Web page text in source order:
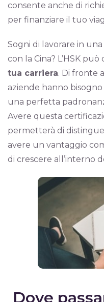
consente anche di
per finanziare il tuo
Sogni di lavorare in
con la Cina? L’HSK
tua carriera. Di fronte
aziende hanno
una perfetta
Avere questa
permetterà di
avere un vantaggio
di crescere all’interno
Dove